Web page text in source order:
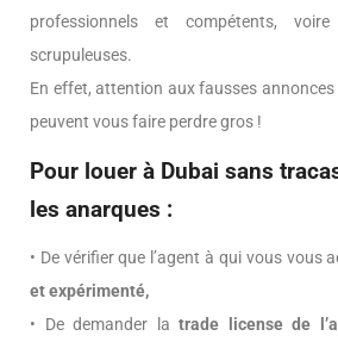
professionnels et compétents,
scrupuleuses.
En effet, attention aux fausses
peuvent vous faire perdre gros !
Pour louer à Dubai sans
les anarques :
• De vérifier que l’agent à qui vous vous
et expérimenté,
• De demander la trade license de